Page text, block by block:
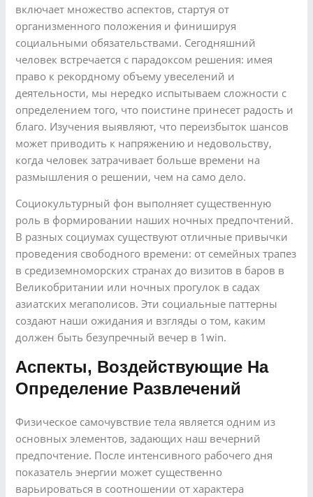
включает множество аспектов, стартуя от
организменного положения и финишируя
социальными обязательствами. Сегодняшний
человек встречается с парадоксом решения: имея
право к рекордному объему увеселений и
деятельности, мы нередко испытываем сложности с
определением того, что поистине принесет радость и
благо. Изучения выявляют, что переизбыток шансов
может приводить к напряжению и недовольству,
когда человек затрачивает больше времени на
размышления о решении, чем на само дело.
Социокультурный фон выполняет существенную
роль в формировании наших ночных предпочтений.
В разных социумах существуют отличные привычки
проведения свободного времени: от семейных трапез
в средиземноморских странах до визитов в баров в
Великобритании или ночных прогулок в садах
азиатских мегаполисов. Эти социальные паттерны
создают наши ожидания и взгляды о том, каким
должен быть безупречный вечер в 1win.
Аспекты, Воздействующие На
Определение Развлечений
Физическое самочувствие тела является одним из
основных элементов, задающих наш вечерний
предпочтение. После интенсивного рабочего дня
показатель энергии может существенно
варьироваться в соотношении от характера